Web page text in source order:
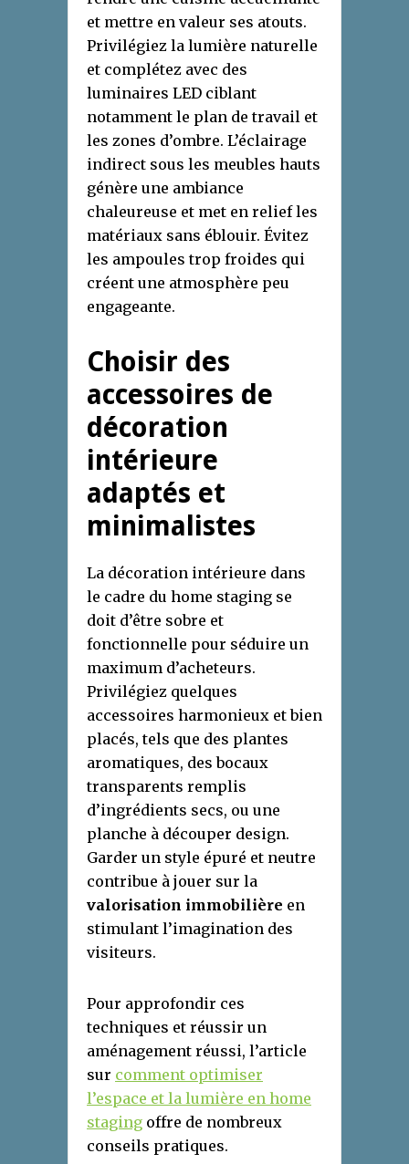
et mettre en valeur ses atouts.
Privilégiez la lumière naturelle
et complétez avec des
luminaires LED ciblant
notamment le plan de travail et
les zones d’ombre. L’éclairage
indirect sous les meubles hauts
génère une ambiance
chaleureuse et met en relief les
matériaux sans éblouir. Évitez
les ampoules trop froides qui
créent une atmosphère peu
engageante.
Choisir des
accessoires de
décoration
intérieure
adaptés et
minimalistes
La décoration intérieure dans
le cadre du home staging se
doit d’être sobre et
fonctionnelle pour séduire un
maximum d’acheteurs.
Privilégiez quelques
accessoires harmonieux et bien
placés, tels que des plantes
aromatiques, des bocaux
transparents remplis
d’ingrédients secs, ou une
planche à découper design.
Garder un style épuré et neutre
contribue à jouer sur la
valorisation immobilière en
stimulant l’imagination des
visiteurs.
Pour approfondir ces
techniques et réussir un
aménagement réussi, l’article
sur comment optimiser
l’espace et la lumière en home
staging offre de nombreux
conseils pratiques.